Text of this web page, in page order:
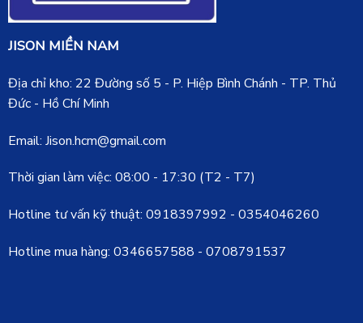
JISON MIỀN NAM
Địa chỉ kho: 22 Đường số 5 - P. Hiệp Bình Chánh - TP. Thủ
Đức - Hồ Chí Minh
Email: Jison.hcm@gmail.com
Thời gian làm việc: 08:00 - 17:30 (T2 - T7)
Hotline tư vấn kỹ thuật: 0918397992 - 0354046260
Hotline mua hàng: 0346657588 - 0708791537